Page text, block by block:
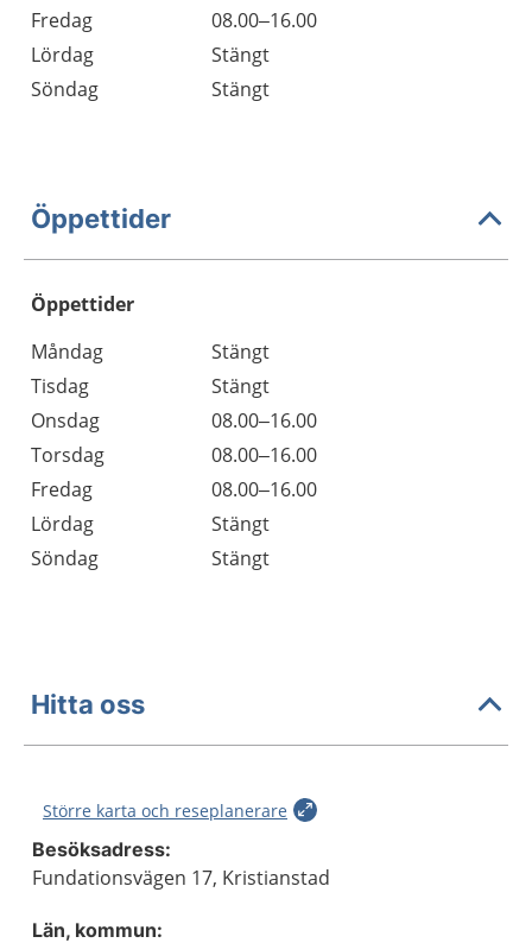
Fredag
08.00–16.00
Lördag
Stängt
Söndag
Stängt
Öppettider
Öppettider
Dag
Öppettider
Kommentarer
Måndag
Stängt
Tisdag
Stängt
Onsdag
08.00–16.00
Torsdag
08.00–16.00
Fredag
08.00–16.00
Lördag
Stängt
Söndag
Stängt
Hitta oss
Större karta och reseplanerare
Besöksadress:
Fundationsvägen 17, Kristianstad
Län, kommun: